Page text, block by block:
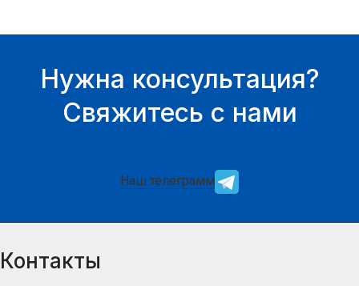
Нужна консультация?
Свяжитесь с нами
Наш телеграмм
Контакты